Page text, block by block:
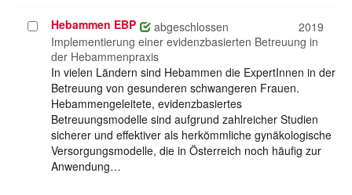
Projekt
auswählen
Hebammen EBP abgeschlossen
2019
Implementierung einer evidenzbasierten Betreuung in
der Hebammenpraxis
In vielen Ländern sind Hebammen die ExpertInnen in der
Betreuung von gesunderen schwangeren Frauen.
Hebammengeleitete, evidenzbasiertes
Betreuungsmodelle sind aufgrund zahlreicher Studien
sicherer und effektiver als herkömmliche gynäkologische
Versorgungsmodelle, die in Österreich noch häufig zur
Anwendung…